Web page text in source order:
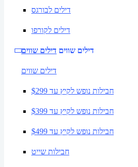
דילים לבורגס
דילים לקורפו
דילים שווים דילים שווים
דילים שווים
חבילות נופש לקיץ עד $299
חבילות נופש לקיץ עד $399
חבילות נופש לקיץ עד $499
חבילות שייט